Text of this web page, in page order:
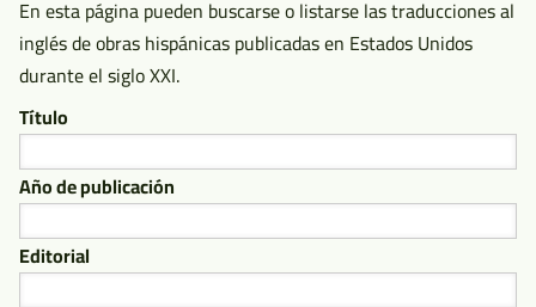
Borradores
En esta página pueden buscarse o listarse las traducciones al
inglés de obras hispánicas publicadas en Estados Unidos
durante el siglo XXI.
Título
Año de publicación
Editorial